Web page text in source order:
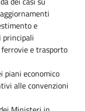
e
principali
e trasporto
piani economico
alle convenzioni